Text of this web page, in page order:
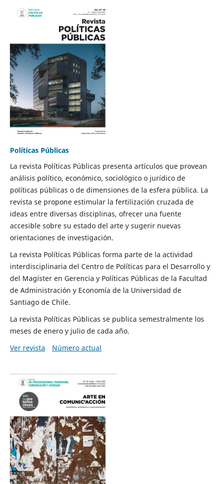
Políticas Públicas
La revista Políticas Públicas presenta artículos que provean
análisis político, económico, sociológico o jurídico de
políticas públicas o de dimensiones de la esfera pública. La
revista se propone estimular la fertilización cruzada de
ideas entre diversas disciplinas, ofrecer una fuente
accesible sobre su estado del arte y sugerir nuevas
orientaciones de investigación.
La revista Políticas Públicas forma parte de la actividad
interdisciplinaria del Centro de Políticas para el Desarrollo y
del Magíster en Gerencia y Políticas Públicas de la Facultad
de Administración y Economía de la Universidad de
Santiago de Chile.
La revista Políticas Públicas se publica semestralmente los
meses de enero y julio de cada año.
Ver revista
Número actual